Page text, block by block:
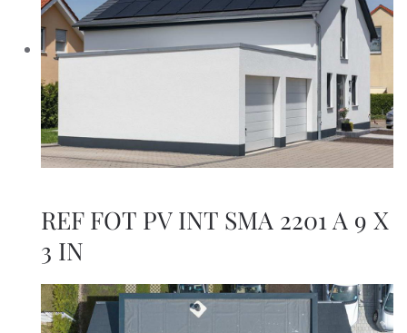
REF FOT PV INT SMA 2201 A 9 X
3 IN